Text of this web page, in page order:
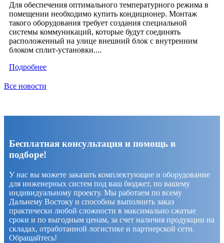
Для обеспечения оптимального температурного режима в
помещении необходимо купить кондиционер. Монтаж
такого оборудования требует создания специальной
системы коммуникаций, которые будут соединять
расположенный на улице внешний блок с внутренним
блоком сплит-установки....
Подробнее
Все новости
Бесплатная консультация и помощь в
подборе!
У нас вы можете заказать комплектующие и оборудование
для инженерных систем под ваш бюджет, по вашему
индивидуальному проекту. Мы работаем по всему
Дальнему Востоку и способны выполнить заказ
практически любой сложности в максимально сжатые
сроки и по выгодным ценам, за счет наличия продукции на
складах, отработанной логистике и партнерской сети.
Обращайтесь!